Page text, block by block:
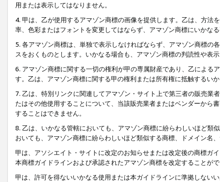
用または表示してはなりません。
4. 甲は、乙が使用するアマゾン商標の画像を提供します。乙は、方
率、色彩またはフォントを変更してはならず、アマゾン商標にいかな
5. 各アマゾン商標は、単独で表示しなければならず、アマゾン商標
スをおくものとします。いかなる場合も、アマゾン商標の判読性や表
6. アマゾン商標に関する一切の権利が甲の専属財産であり、乙による
す。乙は、アマゾン商標に関する甲の権利または所有権に抵触するい
7. 乙は、特別リンクに関連してアマゾン・サイト上で第三者の販売
たはその他使用することについて、当該販売業者またはベンダーから
することはできません。
8. 乙は、いかなる管轄においても、アマゾン商標に紛らわしいほど類
おいても、アマゾン商標に紛らわしいほど類似する商標、ドメイン名
甲は、アソシエイト・サイトに改定のお知らせまたは改定後の商標ガ
本商標ガイドラインおよび承認されたアマゾン商標を改定することが
甲は、許可を得ないいかなる使用または本ガイドラインに準拠しない